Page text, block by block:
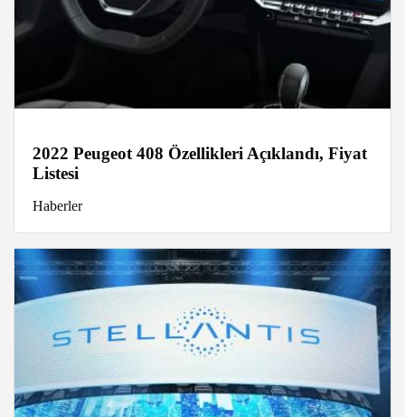
2022 Peugeot 408 Özellikleri Açıklandı, Fiyat
Listesi
Haberler